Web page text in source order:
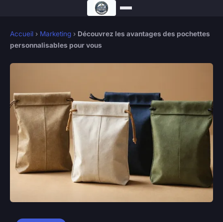
Accueil › Marketing › Découvrez les avantages des pochettes
personnalisables pour vous